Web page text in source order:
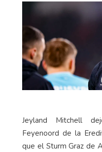
Jeyland Mitchell
Feyenoord de la
que el Sturm Graz de